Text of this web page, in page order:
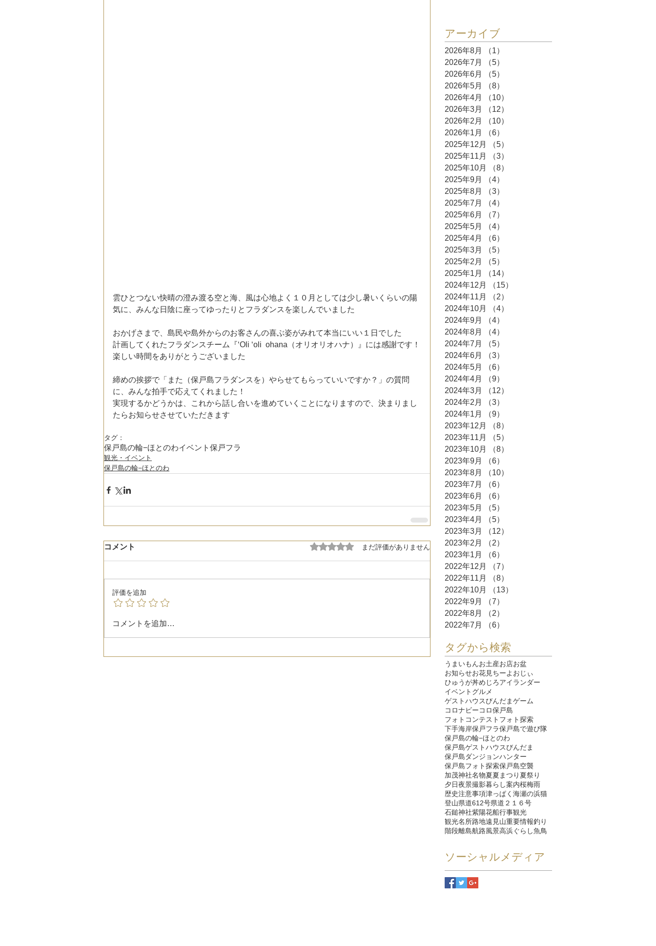
雲ひとつない快晴の澄み渡る空と海、風は心地よく１０月としては少し暑いくらいの陽
気に、みんな日陰に座ってゆったりとフラダンスを楽しんでいました
おかげさまで、島民や島外からのお客さんの喜ぶ姿がみれて本当にいい１日でした
計画してくれたフラダンスチーム『ʻOli ʻoli  ohana（オリオリオハナ）』には感謝です！
楽しい時間をありがとうございました
締めの挨拶で「また（保戸島フラダンスを）やらせてもらっていいですか？」の質問
に、みんな拍手で応えてくれました！
実現するかどうかは、これから話し合いを進めていくことになりますので、決まりまし
たらお知らせさせていただきます
タグ：
保戸島の輪−ほとのわイベント 保戸フラ
観光・イベント
保戸島の輪−ほとのわ
コメント 5つ星のうち0と評価されています。
まだ評価がありません
評価を追加
コメントを追加…
アーカイブ
2026年8月 （1）
2026年7月
（5）
2026年6月
（5）
2026年5月
（8）
2026年4月
（10）
2026年3月
（12）
2026年2月
（10）
2026年1月
（6）
2025年12月
（5）
2025年11月
（3）
2025年10月
（8）
2025年9月
（4）
2025年8月
（3）
2025年7月
（4）
2025年6月
（7）
2025年5月
（4）
2025年4月
（6）
2025年3月
（5）
2025年2月
（5）
2025年1月
（14）
2024年12月
（15）
2024年11月
（2）
2024年10月
（4）
2024年9月
（4）
2024年8月
（4）
2024年7月
（5）
2024年6月
（3）
2024年5月
（6）
2024年4月
（9）
2024年3月
（12）
2024年2月
（3）
2024年1月
（9）
2023年12月
（8）
2023年11月
（5）
2023年10月
（8）
2023年9月
（6）
2023年8月
（10）
2023年7月
（6）
2023年6月
（6）
2023年5月
（5）
2023年4月
（5）
2023年3月
（12）
2023年2月
（2）
2023年1月
（6）
2022年12月
（7）
2022年11月
（8）
2022年10月
（13）
2022年9月
（7）
2022年8月
（2）
2022年7月
（6）
タグから検索
うまいもんお土産お店お盆
お知らせお花見ちーよおじぃ
ひゅうが丼めじろアイランダー
イベント グルメ
ゲストハウスびんだまゲーム
コロナビーコロ保戸島
フォトコンテスト フォト探索
下手海岸保戸フラ保戸島で遊び隊
保戸島の輪−ほとのわ
保戸島ゲストハウスびんだま
保戸島ダンジョンハンター
保戸島フォト探索保戸島空襲
加茂神社名物夏夏まつり 夏祭り
夕日夜景撮影暮らし案内桜梅雨
歴史注意事項津っぱく 海瀬の浜猫
登山県道612号県道２１６号
石鎚神社紫陽花船行事観光
観光名所路地遠見山重要情報釣り
階段離島航路 風景高浜ぐらし魚鳥
ソーシャルメディア